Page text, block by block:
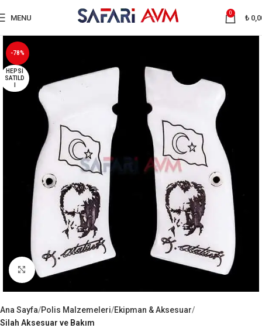
MENU
0
₺
-78%
HEPSI
SATILD
Büyük Göster
Ana Sayfa Polis Malzemeleri Ekipman & Aksesuar
Silah Aksesuar ve Bakım